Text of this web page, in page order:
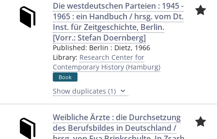
Die westdeutschen Parteien : 1945 -
1965 : ein Handbuch / hrsg. vom Dt.
Inst. für Zeitgeschichte, Berlin.
[Vorr.: Stefan Doernberg]
Published: Berlin : Dietz, 1966
Library: Research Center for
Contemporary History (Hamburg)
Book
Show duplicates (1)
Weibliche Ärzte : die Durchsetzung
des Berufsbildes in Deutschland /